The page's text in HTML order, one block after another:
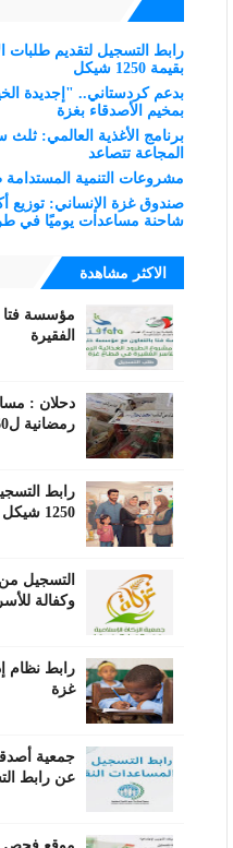
رابط التسجيل لتقديم طلبات
بقيمة 1250 شيكل
بدعم كردستاني.. "إجديدة
بمخيم الأصدقاء بغزة
برنامج الأغذية العالمي:
المجاعة تتصاعد
مشروعات التنمية
شاحنة مساعدات يوميًا في
الاكثر مشاهدة
مؤسسة فتا
الفقيرة
رمضانية ل60 ألف أسرة في غزة ... التفاصيل
رابط
1250 شيكل
التسجيل
وكفالة
رابط نظام
غزة
جمعية
عن رابط